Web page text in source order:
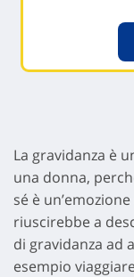
La gravidanza è
una donna,
sé è
riuscirebbe a
di gravidanza ad
esempio